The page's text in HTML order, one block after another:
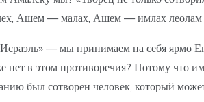
Ашем — малах, Ашем — имлах
— мы принимаем на себя ярмо
в этом противоречия? Потому что
был сотворен человек, который